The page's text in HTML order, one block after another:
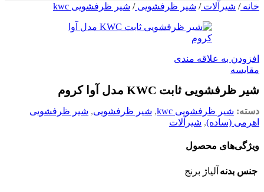
خانه/ شیرآلات/ شیر ظرفشویی/ شیر ظرفشویی kwc
افزودن به علاقه مندی
مقایسه
شیر ظرفشویی ثابت KWC مدل آوا کروم
دسته: شیر ظرفشویی kwc , شیر ظرفشویی, شیر ظرفشویی
اهرمی (ساده), شیرآلات
ویژگی‌های محصول
جنس بدنه آلیاژ برنج